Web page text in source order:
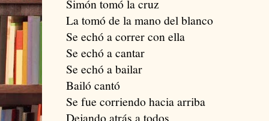
Simón tomó la cruz
La tomó de la mano del blanco
Se echó a correr con ella
Se echó a cantar
Se echó a bailar
Bailó cantó
Se fue corriendo hacia arriba
Dejando atrás a todos